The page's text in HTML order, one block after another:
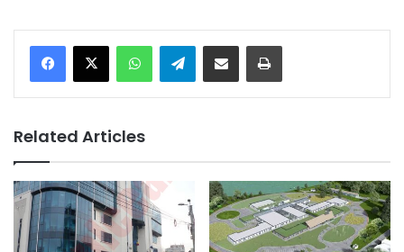
Telegram
Related Articles